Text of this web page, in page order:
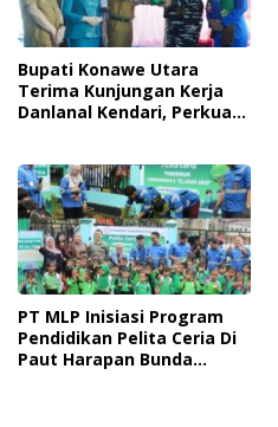
Bupati Konawe Utara
Terima Kunjungan Kerja
Danlanal Kendari, Perkuat
PT MLP Inisiasi Program
Pendidikan Pelita Ceria Di
Paut Harapan Bunda